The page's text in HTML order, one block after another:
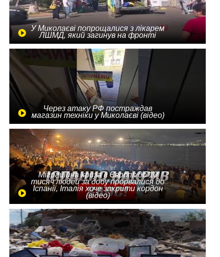
У Миколаєві попрощалися з лікарем
ЛШМД, який загинув на фронті
Через атаку РФ постраждав
магазин техніки у Миколаєві (відео)
Міграційна криза в Європі: до 10
тисяч людей за добу прорвалися до
Іспанії, Італія хоче закрити кордон
(відео)